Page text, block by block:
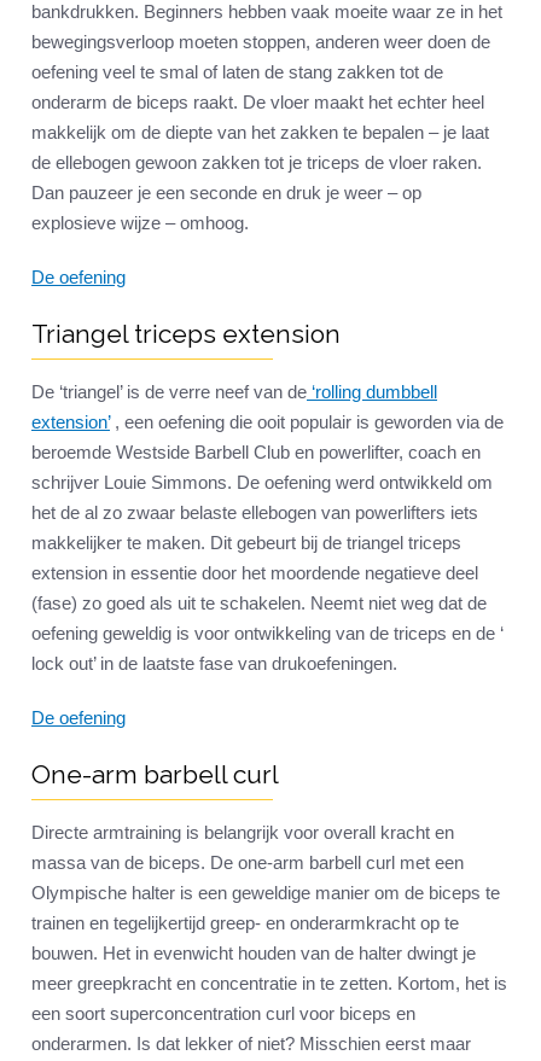
bankdrukken. Beginners hebben vaak moeite waar ze in het
bewegingsverloop moeten stoppen, anderen weer doen de
oefening veel te smal of laten de stang zakken tot de
onderarm de biceps raakt. De vloer maakt het echter heel
makkelijk om de diepte van het zakken te bepalen – je laat
de ellebogen gewoon zakken tot je triceps de vloer raken.
Dan pauzeer je een seconde en druk je weer – op
explosieve wijze – omhoog.
De oefening
Triangel triceps extension
De ‘triangel’ is de verre neef van de ‘rolling dumbbell
extension’, een oefening die ooit populair is geworden via de
beroemde Westside Barbell Club en powerlifter, coach en
schrijver Louie Simmons. De oefening werd ontwikkeld om
het de al zo zwaar belaste ellebogen van powerlifters iets
makkelijker te maken. Dit gebeurt bij de triangel triceps
extension in essentie door het moordende negatieve deel
(fase) zo goed als uit te schakelen. Neemt niet weg dat de
oefening geweldig is voor ontwikkeling van de triceps en de ‘
lock out’ in de laatste fase van drukoefeningen.
De oefening
One-arm barbell curl
Directe armtraining is belangrijk voor overall kracht en
massa van de biceps. De one-arm barbell curl met een
Olympische halter is een geweldige manier om de biceps te
trainen en tegelijkertijd greep- en onderarmkracht op te
bouwen. Het in evenwicht houden van de halter dwingt je
meer greepkracht en concentratie in te zetten. Kortom, het is
een soort superconcentration curl voor biceps en
onderarmen. Is dat lekker of niet? Misschien eerst maar